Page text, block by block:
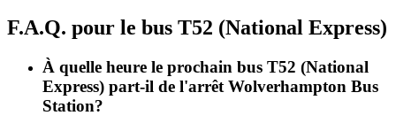
F.A.Q. pour le bus T52 (National Express)
À quelle heure le prochain bus T52 (National
Express) part-il de l'arrêt Wolverhampton Bus
Station?